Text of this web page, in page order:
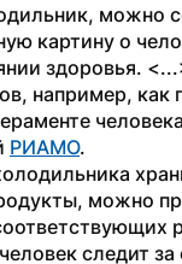
можно
картину о
здоровья.
например, как
РИАМО.
можно
следит за